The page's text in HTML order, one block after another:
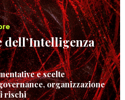
dell’Intelligenza
e scelte
organizzazione
rischi